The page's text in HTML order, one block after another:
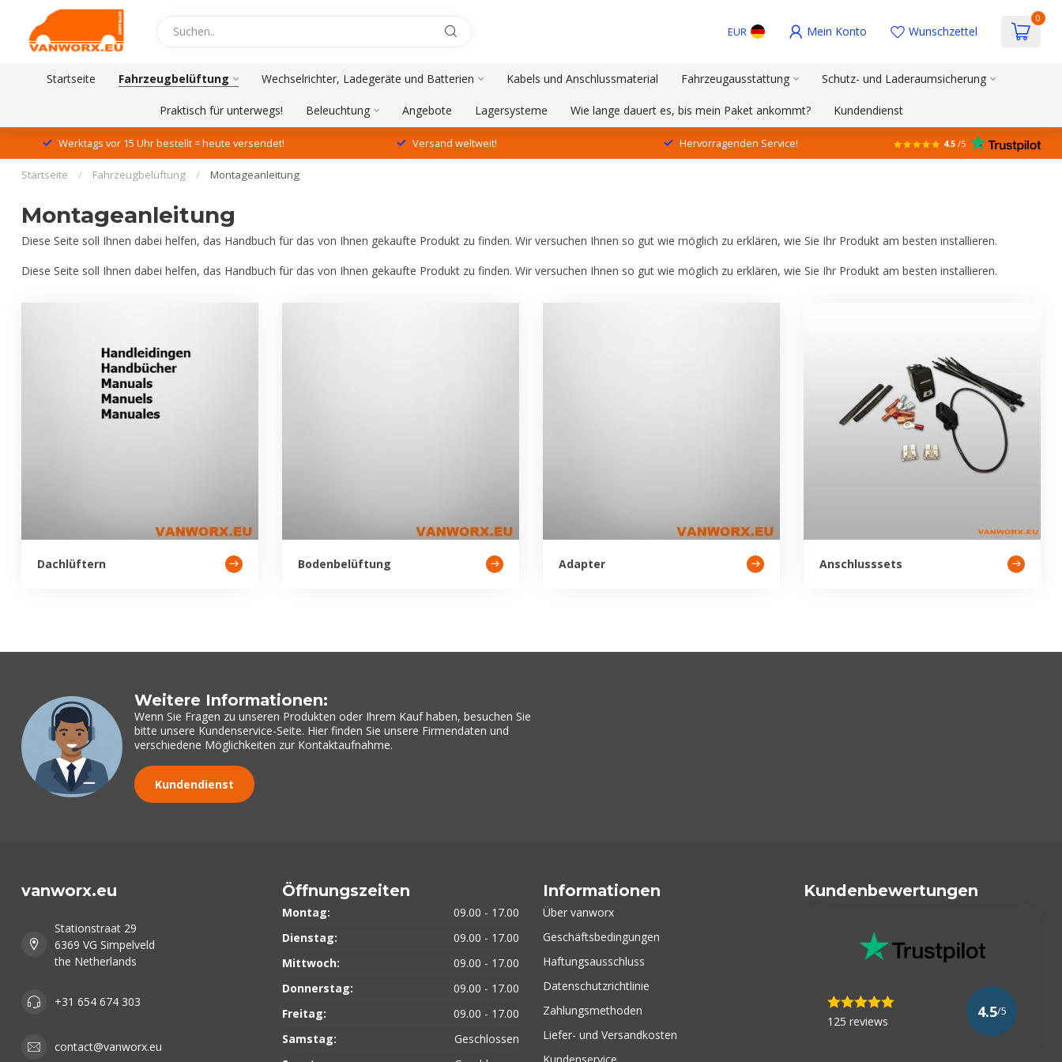
EUR Mein Konto Wunschzettel
0
Startseite Fahrzeugbelüftung Wechselrichter, Ladegeräte und Batterien Kabels und Anschlussmaterial Fahrzeugausstattung Schutz- und Laderaumsicherung
Praktisch für unterwegs! Beleuchtung Angebote Lagersysteme Wie lange dauert es, bis mein Paket ankommt? Kundendienst
Werktags vor 15 Uhr bestellt = heute versendet! Versand weltweit! Hervorragenden Service! 4.5 /5
Startseite / Fahrzeugbelüftung / Montageanleitung
Montageanleitung
Diese Seite soll Ihnen dabei helfen, das Handbuch für das von Ihnen gekaufte Produkt zu finden. Wir versuchen Ihnen so gut wie möglich zu erklären, wie Sie Ihr Produkt am besten installieren.
Diese Seite soll Ihnen dabei helfen, das Handbuch für das von Ihnen gekaufte Produkt zu finden. Wir versuchen Ihnen so gut wie möglich zu erklären, wie Sie Ihr Produkt am besten installieren.
Dachlüftern Bodenbelüftung Adapter Anschlusssets
Weitere Informationen:
Wenn Sie Fragen zu unseren Produkten oder Ihrem Kauf haben, besuchen Sie
bitte unsere Kundenservice-Seite. Hier finden Sie unsere Firmendaten und
verschiedene Möglichkeiten zur Kontaktaufnahme.
Kundendienst
vanworx.eu
Stationstraat 29
6369 VG Simpelveld
the Netherlands
+31 654 674 303
contact@vanworx.eu
Öffnungszeiten
Montag:
09.00 - 17.00
Dienstag:
09.00 - 17.00
Mittwoch:
09.00 - 17.00
Donnerstag:
09.00 - 17.00
Freitag:
09.00 - 17.00
Samstag:
Geschlossen
Informationen
Über vanworx
Geschäftsbedingungen
Haftungsausschluss
Datenschutzrichtlinie
Zahlungsmethoden
Liefer- und Versandkosten
Kundenservice
Kundenbewertungen
125 reviews
4.5/5